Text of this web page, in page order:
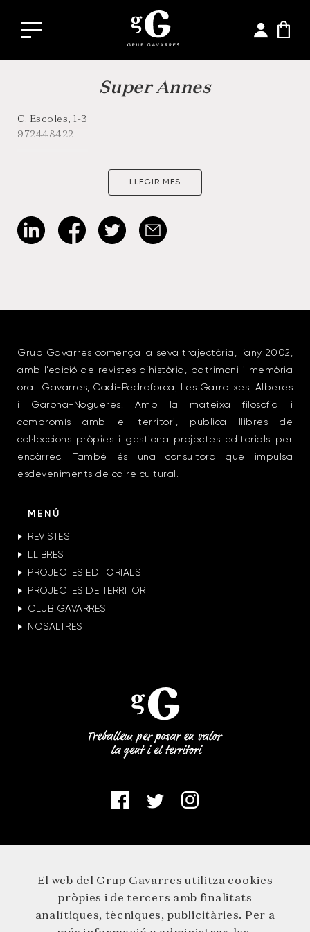
Super Annes
C. Escoles, 1-3
972448422
LLEGIR MÉS
Grup Gavarres comença la seva trajectòria, l’any 2002,
amb l’edició de revistes d’història, patrimoni i memòria
oral: Gavarres, Cadí-Pedraforca, Les Garrotxes, Alberes
i Garona-Nogueres. Amb la mateixa filosofia i
compromís amb el territori, publica llibres de
col·leccions pròpies i gestiona projectes editorials per
encàrrec. També és una consultora que impulsa
esdeveniments de caire cultural.
MENÚ
REVISTES
LLIBRES
PROJECTES EDITORIALS
PROJECTES DE TERRITORI
CLUB GAVARRES
NOSALTRES
El web del Grup Gavarres utilitza cookies
pròpies i de tercers amb finalitats
analítiques, tècniques, publicitàries. Per a